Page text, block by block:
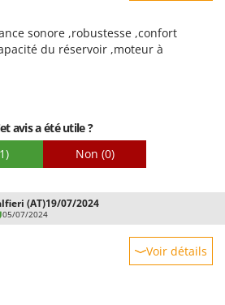
sonore ,robustesse ,confort
du réservoir ,moteur à
avis a été utile ?
Non (0)
(AT)19/07/2024
05/07/2024
Voir détails